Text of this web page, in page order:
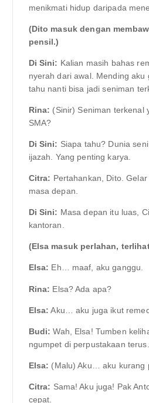
menikmati hidup daripada
(Dito masuk dengan
pensil.)
Di Sini: Kalian masih bahas
nyerah dari awal. Mending aku
tahu nanti bisa jadi seniman
Rina: (Sinir) Seniman terkenal
SMA?
Di Sini: Siapa tahu? Dunia
ijazah. Yang penting karya.
Citra: Pertahankan, Dito.
masa depan.
Di Sini: Masa depan itu luas,
kantoran.
(Elsa masuk perlahan,
Elsa: Eh… maaf, aku ganggu.
Rina: Elsa? Ada apa?
Elsa: Aku… aku juga ikut
Budi: Wah, Elsa! Tumben
ngumpet di perpustakaan terus.
Elsa: (Malu) Aku… aku kurang
Citra: Sama! Aku juga! Pak
cepat.